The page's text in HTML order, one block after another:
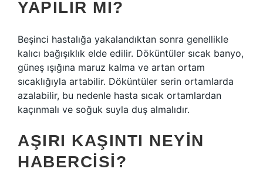
YAPILIR MI?
Beşinci hastalığa yakalandıktan sonra genellikle
kalıcı bağışıklık elde edilir. Döküntüler sıcak banyo,
güneş ışığına maruz kalma ve artan ortam
sıcaklığıyla artabilir. Döküntüler serin ortamlarda
azalabilir, bu nedenle hasta sıcak ortamlardan
kaçınmalı ve soğuk suyla duş almalıdır.
AŞIRI KAŞINTI NEYIN
HABERCISI?